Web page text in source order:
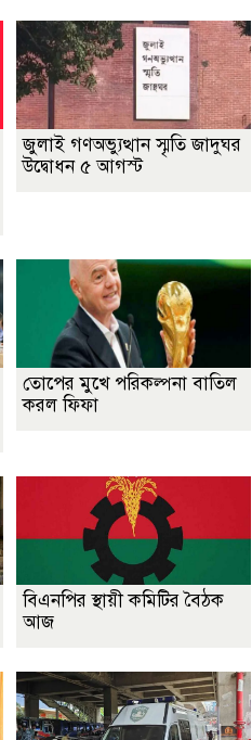
জুলাই গণঅভ্যুত্থান স্মৃতি জাদুঘর
উদ্বোধন ৫ আগস্ট
তোপের মুখে পরিকল্পনা বাতিল
করল ফিফা
বিএনপির স্থায়ী কমিটির বৈঠক
আজ